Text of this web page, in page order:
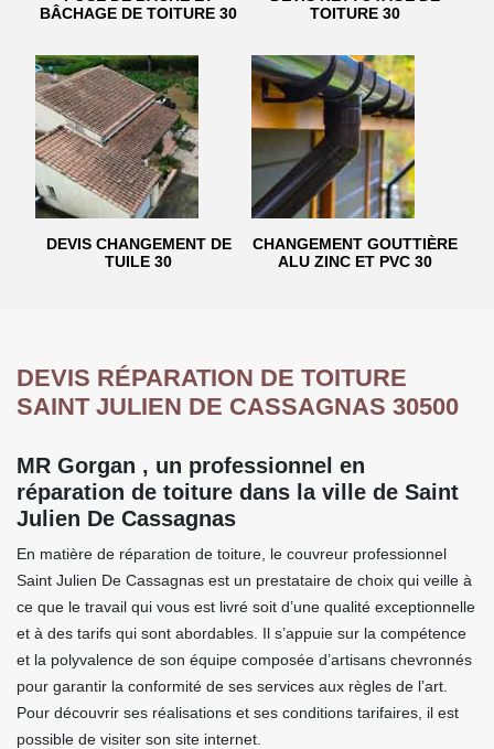
BÂCHAGE DE TOITURE 30
TOITURE 30
DEVIS CHANGEMENT DE
TUILE 30
CHANGEMENT GOUTTIÈRE
ALU ZINC ET PVC 30
DEVIS RÉPARATION DE TOITURE
SAINT JULIEN DE CASSAGNAS 30500
MR Gorgan , un professionnel en
réparation de toiture dans la ville de Saint
Julien De Cassagnas
En matière de réparation de toiture, le couvreur professionnel
Saint Julien De Cassagnas est un prestataire de choix qui veille à
ce que le travail qui vous est livré soit d’une qualité exceptionnelle
et à des tarifs qui sont abordables. Il s’appuie sur la compétence
et la polyvalence de son équipe composée d’artisans chevronnés
pour garantir la conformité de ses services aux règles de l’art.
Pour découvrir ses réalisations et ses conditions tarifaires, il est
possible de visiter son site internet.